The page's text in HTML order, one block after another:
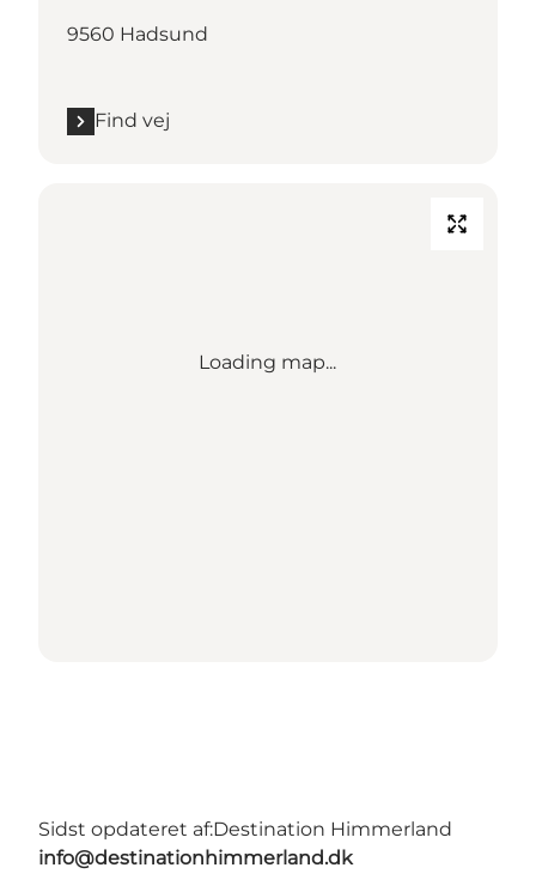
9560 Hadsund
Find vej
Loading map...
Sidst opdateret af:Destination Himmerland
info@destinationhimmerland.dk